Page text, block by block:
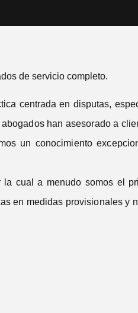
de servicio completo.
centrada en disputas,
han asesorado a
un conocimiento
cual a menudo somos el
en medidas provisionales